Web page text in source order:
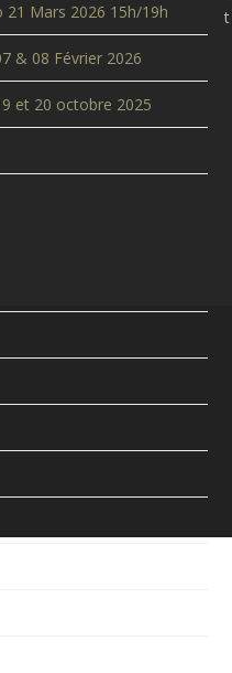
21 Mars 2026 15h/19h
& 08 Février 2026
et 20 octobre 2025
t